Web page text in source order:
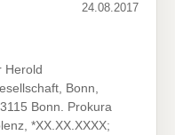
24.08.2017
Herold
Bonn,
Bonn. Prokura
*XX.XX.XXXX;